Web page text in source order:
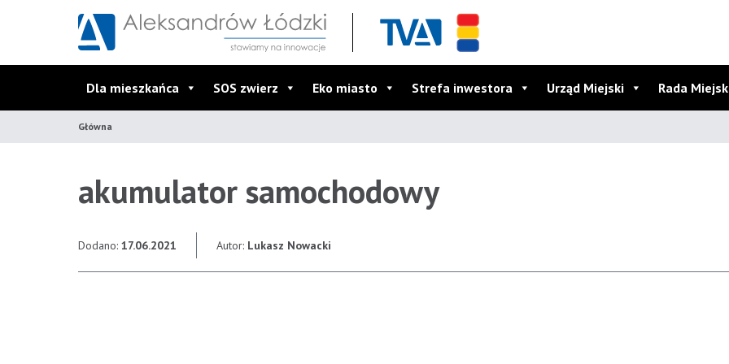
Dla mieszkańca SOS zwierz Eko miasto Strefa inwestora Urząd Miejski Rada
Główna
akumulator samochodowy
Dodano: 17.06.2021 Autor: Lukasz Nowacki